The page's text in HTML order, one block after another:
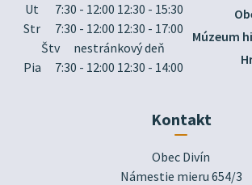
Ut
7:30 - 12:00 12:30 - 15:30
Str
7:30 - 12:00 12:30 - 17:00
Štv
nestránkový deň
Pia
7:30 - 12:00 12:30 - 14:00
Múzeum
Kontakt
Obec Divín
Námestie mieru 654/3